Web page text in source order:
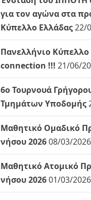
για τον αγώνα στα
Κύπελλο Ελλάδας22/
Πανελλήνιο
connection !!! 21/06/
6ο Τουρνουά
Τμημάτων Υποδομής
Μαθητικό Ομαδικό
νήσου 202608/03/2026
Μαθητικό Ατομικό
νήσου 202601/03/2026